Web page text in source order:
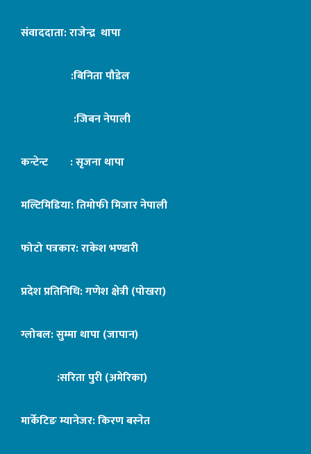
संवाददाता: राजेन्द्र थापा
:बिनिता पौडेल
:जिबन नेपाली
कन्टेन्ट : सृजना थापा
मल्टिमिडिया: तिमोफी मिजार नेपाली
फोटो पत्रकार: राकेश भण्डारी
प्रदेश प्रतिनिधि: गणेश क्षेत्री (पोखरा)
ग्लोबल: सुम्मा थापा (जापान)
:सरिता पुरी (अमेरिका)
मार्केटिङ म्यानेजर: किरण बस्नेत